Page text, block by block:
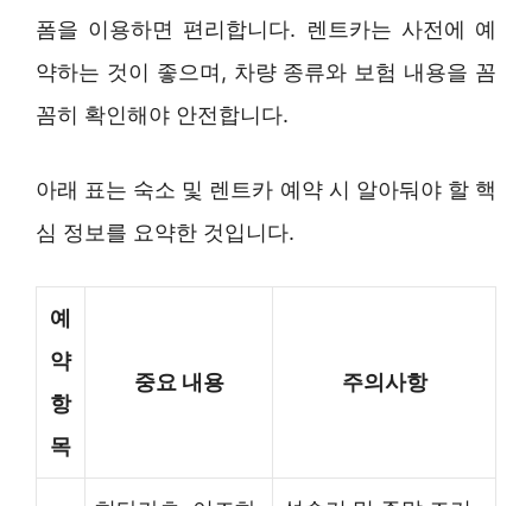
폼을 이용하면 편리합니다. 렌트카는 사전에 예
약하는 것이 좋으며, 차량 종류와 보험 내용을 꼼
꼼히 확인해야 안전합니다.
아래 표는 숙소 및 렌트카 예약 시 알아둬야 할 핵
심 정보를 요약한 것입니다.
예
약
항
목
중요 내용 주의사항